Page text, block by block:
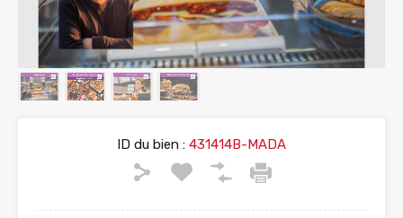
ID du bien : 431414B-MADA